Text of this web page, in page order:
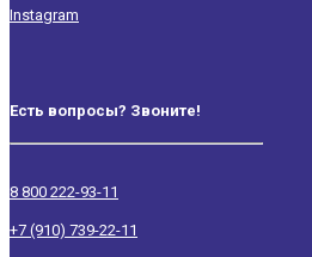
Instagram
Есть вопросы? Звоните!
8 800 222-93-11
+7 (910) 739-22-11